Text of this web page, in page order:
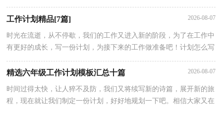
计划才是有效的呢？下面是小编为大家收集的工作计划7篇，仅供参
工作计划精品[7篇] 2026-08-07
时光在流逝，从不停歇，我们的工作又进入新的阶段，为了在工作中
有更好的成长，写一份计划，为接下来的工作做准备吧！计划怎么写
精选六年级工作计划模板汇总十篇 2026-08-07
时间过得太快，让人猝不及防，我们又将续写新的诗篇，展开新的旅
程，现在就让我们制定一份计划，好好地规划一下吧。相信大家又在